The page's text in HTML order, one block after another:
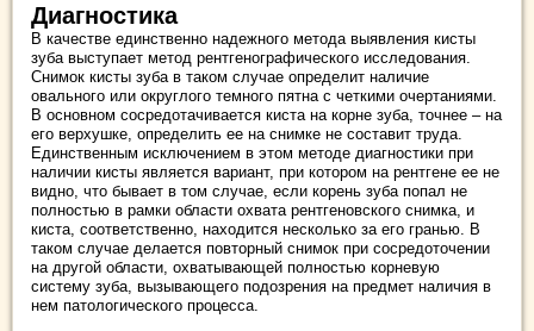
Диагностика
В качестве единственно надежного метода выявления кисты
зуба выступает метод рентгенографического исследования.
Снимок кисты зуба в таком случае определит наличие
овального или округлого темного пятна с четкими очертаниями.
В основном сосредотачивается киста на корне зуба, точнее – на
его верхушке, определить ее на снимке не составит труда.
Единственным исключением в этом методе диагностики при
наличии кисты является вариант, при котором на рентгене ее не
видно, что бывает в том случае, если корень зуба попал не
полностью в рамки области охвата рентгеновского снимка, и
киста, соответственно, находится несколько за его гранью. В
таком случае делается повторный снимок при сосредоточении
на другой области, охватывающей полностью корневую
систему зуба, вызывающего подозрения на предмет наличия в
нем патологического процесса.